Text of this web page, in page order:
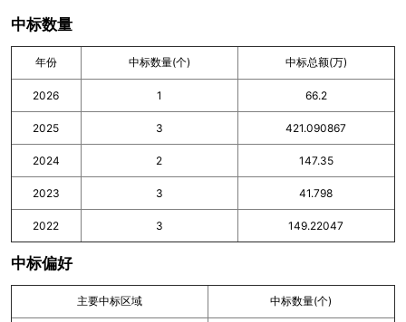
中标数量
年份 中标数量(个) 中标总额(万)
2026 1 66.2
2025 3 421.090867
2024 2 147.35
2023 3 41.798
2022 3 149.22047
中标偏好
主要中标区域 中标数量(个)